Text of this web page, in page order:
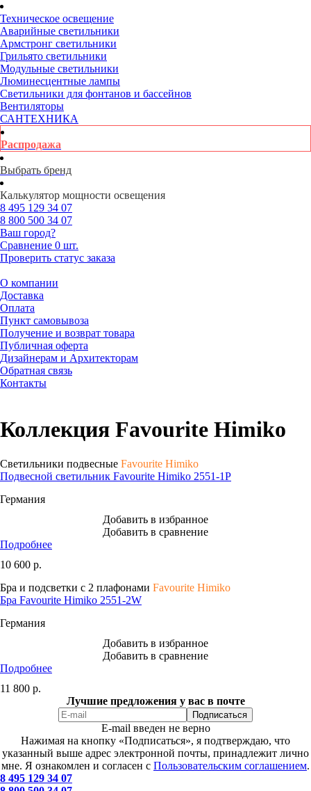
Техническое освещение
Аварийные светильники
Армстронг светильники
Грильято светильники
Модульные светильники
Люминесцентные лампы
Светильники для фонтанов и бассейнов
Вентиляторы
САНТЕХНИКА
Распродажа
Выбрать бренд
Калькулятор мощности освещения
8 495 129 34 07
8 800 500 34 07
Ваш город?
Сравнение 0 шт.
Проверить статус заказа
О компании
Доставка
Оплата
Пункт самовывоза
Получение и возврат товара
Публичная оферта
Дизайнерам и Архитекторам
Обратная связь
Контакты
Коллекция Favourite Himiko
Светильники подвесные Favourite Himiko
Подвесной светильник Favourite Himiko 2551-1P
Германия
Добавить в избранное
Добавить в сравнение
Подробнее
10 600 р.
Бра и подсветки с 2 плафонами Favourite Himiko
Бра Favourite Himiko 2551-2W
Германия
Добавить в избранное
Добавить в сравнение
Подробнее
11 800 р.
Лучшие предложения у вас в почте
E-mail введен не верно
Нажимая на кнопку «Подписаться», я подтверждаю, что
указанный выше адрес электронной почты, принадлежит лично
мне. Я ознакомлен и согласен с Пользовательским соглашением.
8 495 129 34 07